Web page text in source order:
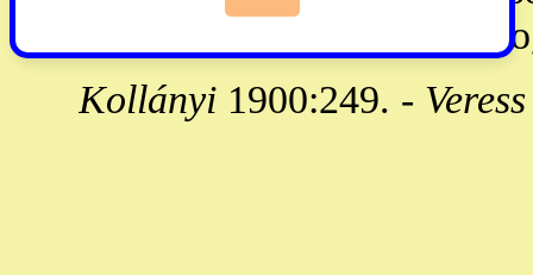
által kinev. pp. 1656-77:
Kollányi 1900:249. - Veress